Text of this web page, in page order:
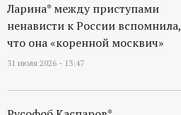
Ларина* между приступами
ненависти к России вспомнила,
что она «коренной москвич»
31 июля 2026 - 13:47